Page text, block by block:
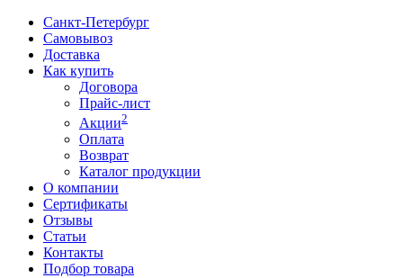
Санкт-Петербург
Самовывоз
Доставка
Как купить
Договора
Прайс-лист
Акции2
Оплата
Возврат
Каталог продукции
О компании
Сертификаты
Отзывы
Статьи
Контакты
Подбор товара